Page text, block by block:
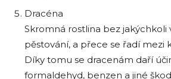
Dracéna
Skromná rostlina bez jakýchkoli
pěstování, a přece se řadí mezi
Díky tomu se dracenám daří
formaldehyd, benzen a jiné